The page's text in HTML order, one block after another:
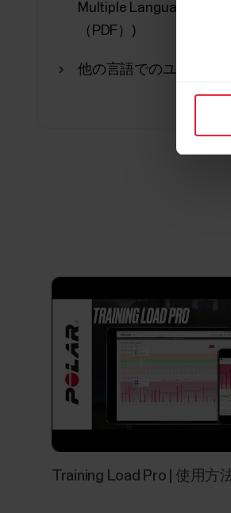
択
Multiple Languages (マ
（PDF）)
他の言語でのユーザー
Training Load Pro | 使用方